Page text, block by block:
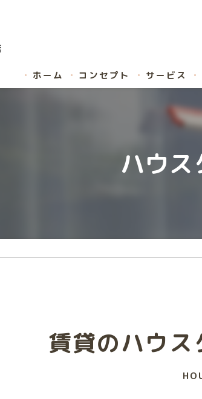
ホーム コンセプト サービス
ハウ
賃貸のハウ